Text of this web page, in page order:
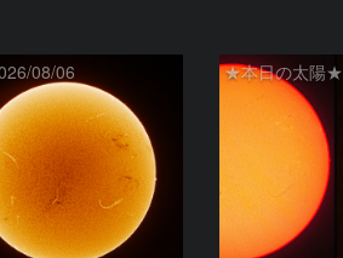
08/06 ★本日の太陽★